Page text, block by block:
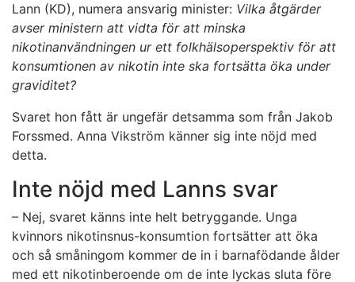
Lann (KD), numera ansvarig minister: Vilka åtgärder
avser ministern att vidta för att minska
nikotinanvändningen ur ett folkhälsoperspektiv för att
konsumtionen av nikotin inte ska fortsätta öka under
graviditet?
Svaret hon fått är ungefär detsamma som från Jakob
Forssmed. Anna Vikström känner sig inte nöjd med
detta.
Inte nöjd med Lanns svar
– Nej, svaret känns inte helt betryggande. Unga
kvinnors nikotinsnus-konsumtion fortsätter att öka
och så småningom kommer de in i barnafödande ålder
med ett nikotinberoende om de inte lyckas sluta före